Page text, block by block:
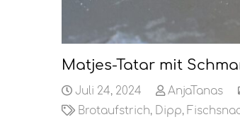
Matjes-Tatar mit
Juli 24, 2024 AnjaTanas
Brotaufstrich, Dipp,